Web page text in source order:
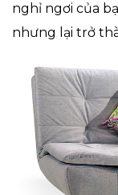
nghỉ ngơi của
nhưng lại trở